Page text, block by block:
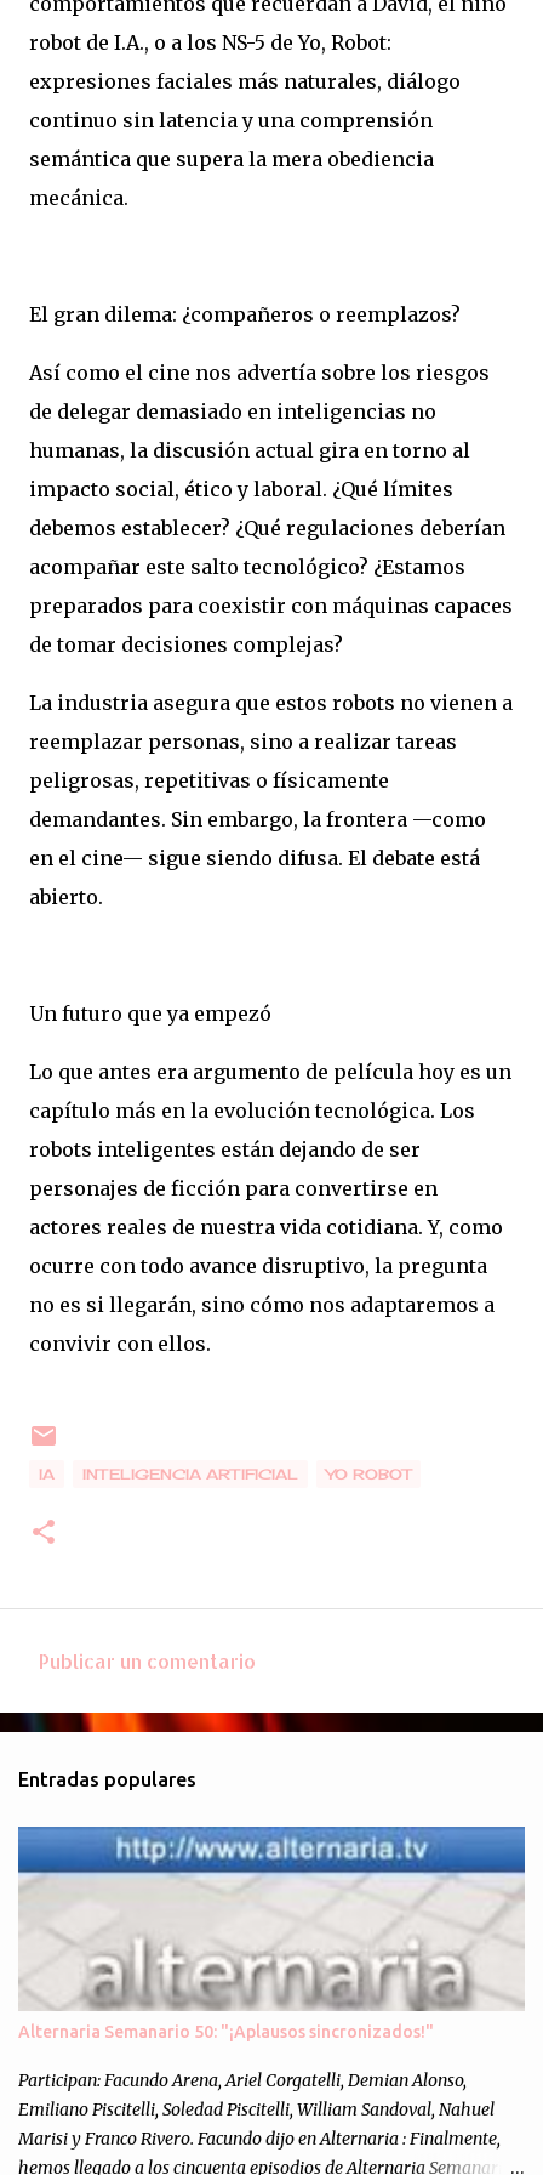
robot de I.A., o a los NS-5 de Yo, Robot:
expresiones faciales más naturales, diálogo
continuo sin latencia y una comprensión
semántica que supera la mera obediencia
mecánica.
El gran dilema: ¿compañeros o reemplazos?
Así como el cine nos advertía sobre los riesgos
de delegar demasiado en inteligencias no
humanas, la discusión actual gira en torno al
impacto social, ético y laboral. ¿Qué límites
debemos establecer? ¿Qué regulaciones deberían
acompañar este salto tecnológico? ¿Estamos
preparados para coexistir con máquinas capaces
de tomar decisiones complejas?
La industria asegura que estos robots no vienen a
reemplazar personas, sino a realizar tareas
peligrosas, repetitivas o físicamente
demandantes. Sin embargo, la frontera —como
en el cine— sigue siendo difusa. El debate está
abierto.
Un futuro que ya empezó
Lo que antes era argumento de película hoy es un
capítulo más en la evolución tecnológica. Los
robots inteligentes están dejando de ser
personajes de ficción para convertirse en
actores reales de nuestra vida cotidiana. Y, como
ocurre con todo avance disruptivo, la pregunta
no es si llegarán, sino cómo nos adaptaremos a
convivir con ellos.
IA INTELIGENCIA ARTIFICIAL YO ROBOT
o
e
n
t
o
s
Publicar un comentario
Entradas populares
Alternaria Semanario 50: "¡Aplausos sincronizados!"
Participan: Facundo Arena, Ariel Corgatelli, Demian Alonso,
Emiliano Piscitelli, Soledad Piscitelli, William Sandoval, Nahuel
Marisi y Franco Rivero. Facundo dijo en Alternaria : Finalmente,
hemos llegado a los cincuenta episodios de Alternaria Semanario.